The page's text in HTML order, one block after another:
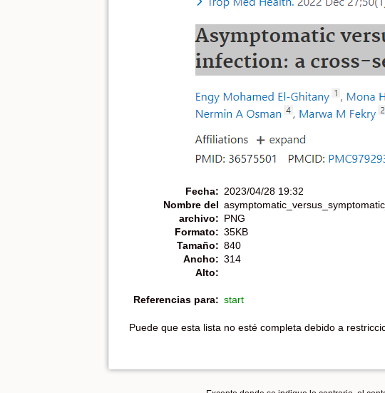
Fecha: 2023/04/28 19:32
Nombre del
archivo:
Formato:
PNG
Tamaño:
35KB
Ancho:
840
Alto:
314
Referencias para: start
Puede que esta lista no esté completa debido a